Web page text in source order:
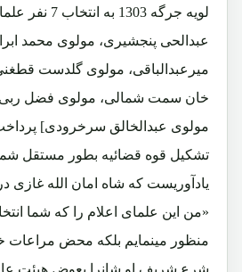
لویه جرگه 1303 به انتخاب 7 نفر علمای دینی [
عبدالحی پنجشیری، مولوی محمد
میرعبدالباقی، مولوی گلدست
خان سمت شمالی، مولوی فضل
مولوی عبدالخالق سرخرودی]
تشکیل قوه قضائیه بطور مستقل
یادآوریست که شاه امان الله غازی
«من این علمای اعلام را که شما
منظور مینمایم بلکه محض مراعات